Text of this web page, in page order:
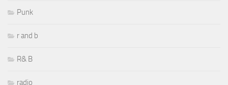
Punk
r and b
R& B
radio